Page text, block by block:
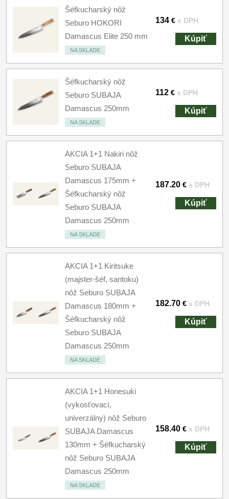
Šéfkucharský nôž
Seburo HOKORI
Damascus Elite 250 mm
NA SKLADE
134 € s DPH
Kúpiť
Šéfkucharský nôž
Seburo SUBAJA
Damascus 250mm
NA SKLADE
112 € s DPH
Kúpiť
AKCIA 1+1 Nakiri nôž
Seburo SUBAJA
Damascus 175mm +
Šéfkucharský nôž
Seburo SUBAJA
Damascus 250mm
NA SKLADE
187.20 € s DPH
Kúpiť
AKCIA 1+1 Kiritsuke
(majster-šéf, santoku)
nôž Seburo SUBAJA
Damascus 180mm +
Šéfkucharský nôž
Seburo SUBAJA
Damascus 250mm
NA SKLADE
182.70 € s DPH
Kúpiť
AKCIA 1+1 Honesuki
(vykosťovací,
univerzálny) nôž Seburo
SUBAJA Damascus
130mm + Šéfkucharský
nôž Seburo SUBAJA
Damascus 250mm
NA SKLADE
158.40 € s DPH
Kúpiť